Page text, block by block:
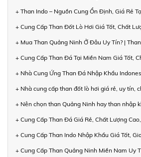
+ Than Indo – Nguồn Cung Ổn Định, Giá Rẻ
+ Cung Cấp Than Đốt Lò Hơi Giá Tốt, Chất
+ Mua Than Quảng Ninh Ở Đâu Uy Tín? |
+ Cung Cấp Than Đá Tại Miền Nam Giá Tốt,
+ Nhà Cung Ứng Than Đá Nhập Khẩu
+ Nhà cung cấp than đốt lò hơi giá rẻ, uy tín,
+ Nên chọn than Quảng Ninh hay than nhập
+ Cung Cấp Than Đá Giá Rẻ, Chất Lượng
+ Cung Cấp Than Indo Nhập Khẩu Giá Tốt,
+ Cung Cấp Than Quảng Ninh Miền Nam Uy